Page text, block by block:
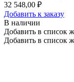
32 548,00 ₽
Добавить к заказу
В наличии
Добавить в список
Добавить в список